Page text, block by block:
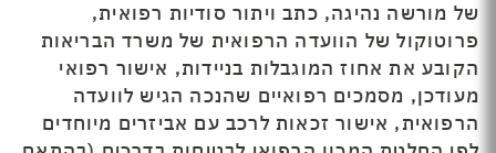
של מורשה נהיגה, כתב ויתור סודיות רפואית,
פרוטוקול של הוועדה הרפואית של משרד הבריאות
הקובע את אחוז המוגבלות בניידות, אישור רפואי
מעודכן, מסמכים רפואיים שהנכה הגיש לוועדה
הרפואית, אישור זכאות לרכב עם אביזרים מיוחדים